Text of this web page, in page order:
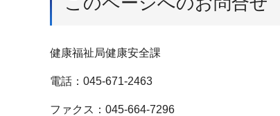
健康福祉局健康安全課
電話：045-671-2463
ファクス：045-664-7296